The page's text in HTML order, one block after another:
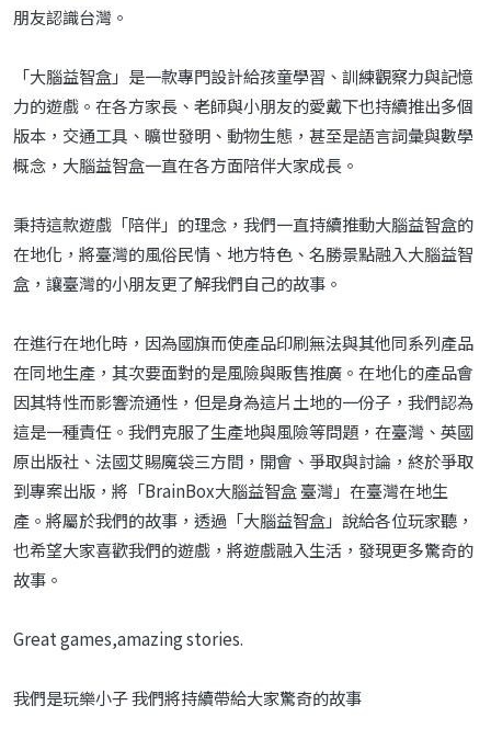
朋友認識台灣。
「大腦益智盒」是一款專門設計給孩童學習、訓練觀察力與記憶
力的遊戲。在各方家長、老師與小朋友的愛戴下也持續推出多個
版本，交通工具、曠世發明、動物生態，甚至是語言詞彙與數學
概念，大腦益智盒一直在各方面陪伴大家成長。
秉持這款遊戲「陪伴」的理念，我們一直持續推動大腦益智盒的
在地化，將臺灣的風俗民情、地方特色、名勝景點融入大腦益智
盒，讓臺灣的小朋友更了解我們自己的故事。
在進行在地化時，因為國旗而使產品印刷無法與其他同系列產品
在同地生產，其次要面對的是風險與販售推廣。在地化的產品會
因其特性而影響流通性，但是身為這片土地的一份子，我們認為
這是一種責任。我們克服了生產地與風險等問題，在臺灣、英國
原出版社、法國艾賜魔袋三方間，開會、爭取與討論，終於爭取
到專案出版，將「BrainBox大腦益智盒 臺灣」在臺灣在地生
產。將屬於我們的故事，透過「大腦益智盒」說給各位玩家聽，
也希望大家喜歡我們的遊戲，將遊戲融入生活，發現更多驚奇的
故事。
Great games,amazing stories.
我們是玩樂小子 我們將持續帶給大家驚奇的故事